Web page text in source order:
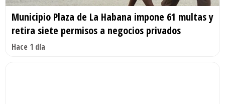
Municipio Plaza de La Habana impone 61 multas y
retira siete permisos a negocios privados
Hace 1 día